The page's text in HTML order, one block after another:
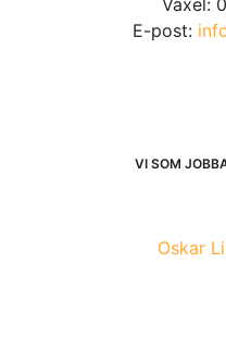
Växel:
E-post:
VI SOM
Oskar